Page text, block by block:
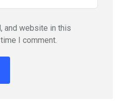
and website in this
I comment.